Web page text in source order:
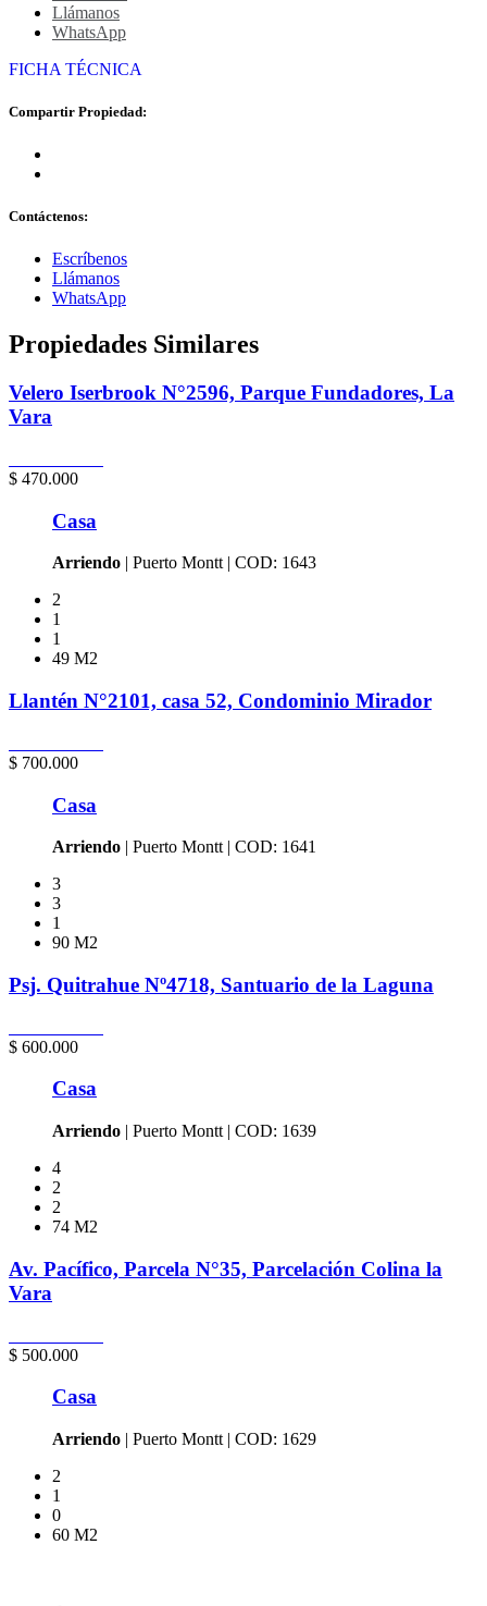
Llámanos
WhatsApp
FICHA TÉCNICA
Compartir Propiedad:
Contáctenos:
Escríbenos
Llámanos
WhatsApp
Propiedades Similares
Velero Iserbrook N°2596, Parque Fundadores, La
Vara
$ 470.000
Casa
Arriendo | Puerto Montt | COD: 1643
2
1
1
49 M2
Llantén N°2101, casa 52, Condominio Mirador
$ 700.000
Casa
Arriendo | Puerto Montt | COD: 1641
3
3
1
90 M2
Psj. Quitrahue Nº4718, Santuario de la Laguna
$ 600.000
Casa
Arriendo | Puerto Montt | COD: 1639
4
2
2
74 M2
Av. Pacífico, Parcela N°35, Parcelación Colina la
Vara
$ 500.000
Casa
Arriendo | Puerto Montt | COD: 1629
2
1
0
60 M2